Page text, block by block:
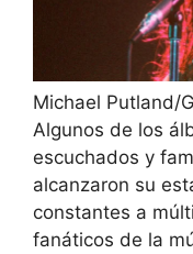
Michael Putland/
Algunos de los
escuchados y
alcanzaron su
constantes a
fanáticos de la